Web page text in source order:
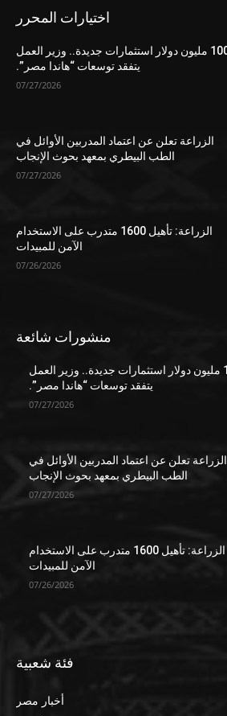
اختيارات المحرر
100 مليون دولار استثمارات جديدة.. وزير العمل
يتفقد توسعات “هاندا مصر”.
07/27/2026
الزراعة تعلن عن اعتماد المدربين الأوائل في
الطب البيطري بمعهد بحوث الإنجاب
07/27/2026
الزراعة: تأهيل 1600 متدرب على الاستخدام
الآمن للمبيدات
07/26/2026
منشورات شائعة
100 مليون دولار استثمارات جديدة.. وزير العمل
يتفقد توسعات “هاندا مصر”.
07/27/2026
الزراعة تعلن عن اعتماد المدربين الأوائل في
الطب البيطري بمعهد بحوث الإنجاب
07/27/2026
الزراعة: تأهيل 1600 متدرب على الاستخدام
الآمن للمبيدات
07/26/2026
فئة شعبية
أخبار مصر